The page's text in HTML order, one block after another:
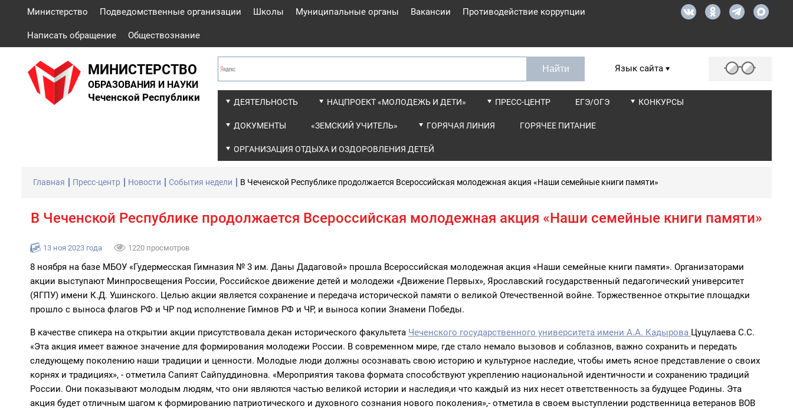
Министерство Подведомственные организации Школы Муниципальные органы Вакансии Противодействие коррупции
Написать обращение Обществознание
МИНИСТЕРСТВО
ОБРАЗОВАНИЯ И НАУКИ
Чеченской Республики
Язык сайта
ДЕЯТЕЛЬНОСТЬ НАЦПРОЕКТ «МОЛОДЕЖЬ И ДЕТИ» ПРЕСС-ЦЕНТР ЕГЭ/ОГЭ КОНКУРСЫ
ДОКУМЕНТЫ «ЗЕМСКИЙ УЧИТЕЛЬ» ГОРЯЧАЯ ЛИНИЯ ГОРЯЧЕЕ ПИТАНИЕ
ОРГАНИЗАЦИЯ ОТДЫХА И ОЗДОРОВЛЕНИЯ ДЕТЕЙ
Главная Пресс-центр Новости События недели В Чеченской Республике продолжается Всероссийская молодежная акция «Наши семейные книги памяти»
В Чеченской Республике продолжается Всероссийская молодежная акция «Наши семейные книги памяти»
13 ноя 2023 года 1220 просмотров
8 ноября на базе МБОУ «Гудермесская Гимназия № 3 им. Даны Дадаговой» прошла Всероссийская молодежная акция «Наши семейные книги памяти». Организаторами
акции выступают Минпросвещения России, Российское движение детей и молодежи «Движение Первых», Ярославский государственный педагогический университет
(ЯГПУ) имени К.Д. Ушинского. Целью акции является сохранение и передача исторической памяти о великой Отечественной войне. Торжественное открытие площадки
прошло с выноса флагов РФ и ЧР под исполнение Гимнов РФ и ЧР, и выноса копии Знамени Победы.
В качестве спикера на открытии акции присутствовала декан исторического факультета Чеченского государственного университета имени А.А. Кадырова Цуцулаева С.С.
«Эта акция имеет важное значение для формирования молодежи России. В современном мире, где стало немало вызовов и соблазнов, важно сохранить и передать
следующему поколению наши традиции и ценности. Молодые люди должны осознавать свою историю и культурное наследие, чтобы иметь ясное представление о своих
корнях и традициях», - отметила Сапият Сайпуддиновна. «Мероприятия такова формата способствуют укреплению национальной идентичности и сохранению традиций
России. Они показывают молодым людям, что они являются частью великой истории и наследия,и что каждый из них несет ответственность за будущее Родины. Эта
акция будет отличным шагом к формированию патриотического и духовного сознания нового поколения»,- отметила в своем выступлении родственница ветеранов ВОВ